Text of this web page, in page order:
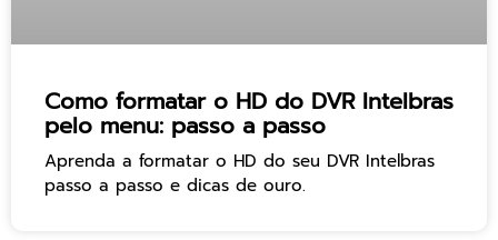
Como formatar o HD do DVR Intelbras
pelo menu: passo a passo
Aprenda a formatar o HD do seu DVR Intelbras
passo a passo e dicas de ouro.